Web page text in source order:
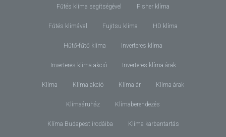
Fűtés klíma segítségével Fisher klíma
Fűtés klímával Fujitsu klíma HD klíma
Hűtő-fűtő klíma Inverteres klíma
Inverteres klíma akció Inverteres klíma árak
Klíma Klíma akció Klíma ár Klíma árak
Klímaáruház Klímaberendezés
Klíma Budapest irodáiba Klíma karbantartás